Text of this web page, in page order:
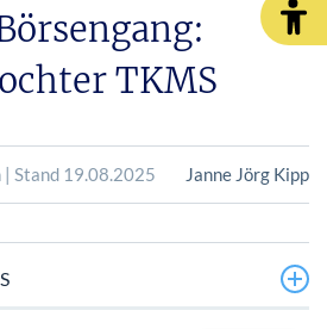
TKMS
| Stand 19.08.2025 Janne Jörg Kipp